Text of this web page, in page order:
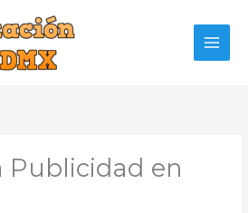
Publicidad en